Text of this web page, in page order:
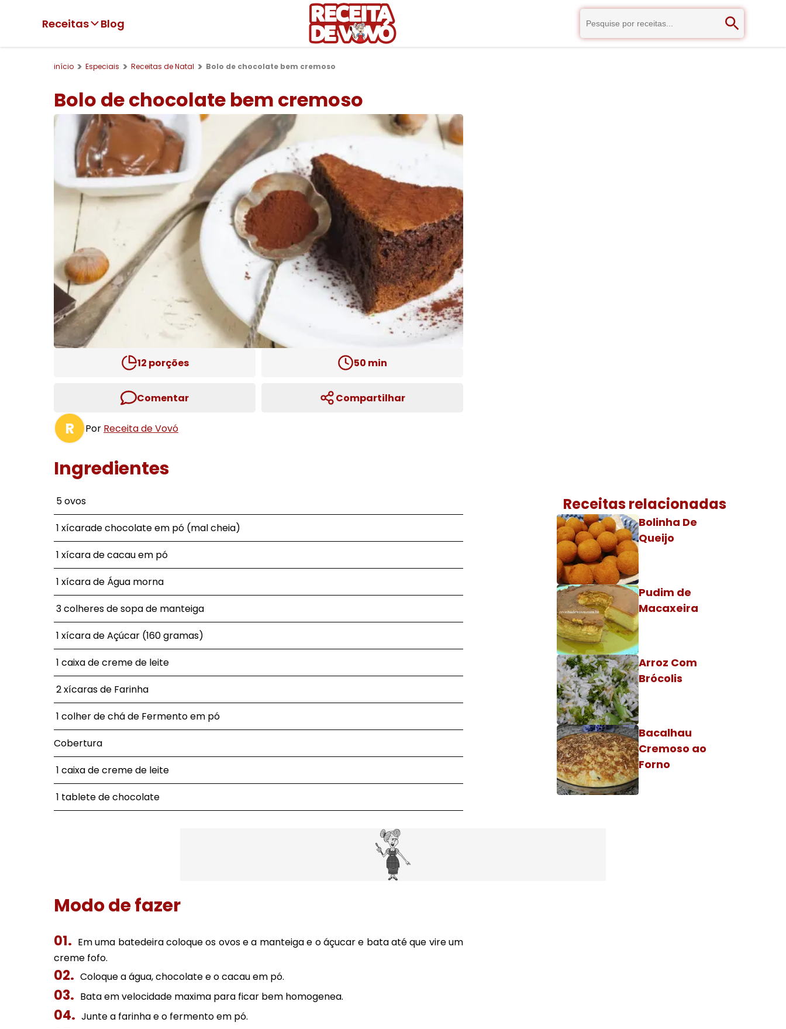
Receitas Blog
início Especiais Receitas de Natal Bolo de chocolate bem cremoso
Bolo de chocolate bem cremoso
12 porções 50 min
Comentar Compartilhar
R Por Receita de Vovó
Ingredientes
5 ovos
1 xícarade chocolate em pó (mal cheia)
1 xícara de cacau em pó
1 xícara de Água morna
3 colheres de sopa de manteiga
1 xícara de Açúcar (160 gramas)
1 caixa de creme de leite
2 xícaras de Farinha
1 colher de chá de Fermento em pó
Cobertura
1 caixa de creme de leite
1 tablete de chocolate
Receitas relacionadas
Bolinha De
Queijo
Pudim de
Macaxeira
Arroz Com
Brócolis
Bacalhau
Cremoso ao
Forno
Modo de fazer
Em uma batedeira coloque os ovos e a manteiga e o áçucar e bata até que vire um
creme fofo.
Coloque a água, chocolate e o cacau em pó.
Bata em velocidade maxima para ficar bem homogenea.
Junte a farinha e o fermento em pó.